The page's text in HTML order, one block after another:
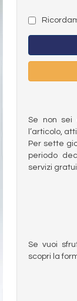
Se non sei
l’articolo,
Per sette
periodo
servizi
Se vuoi
scopri la